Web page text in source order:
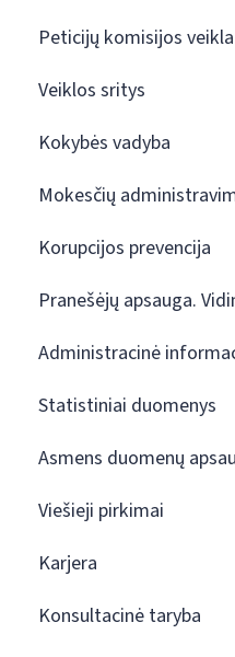
Peticijų komisijos veikla
Veiklos sritys
Kokybės vadyba
Mokesčių
Korupcijos prevencija
Pranešėjų apsauga.
Administracinė
Statistiniai duomenys
Asmens duomenų
Viešieji pirkimai
Karjera
Konsultacinė taryba